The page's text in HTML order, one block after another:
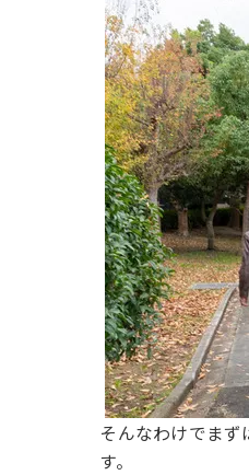
そんなわけでま
す。